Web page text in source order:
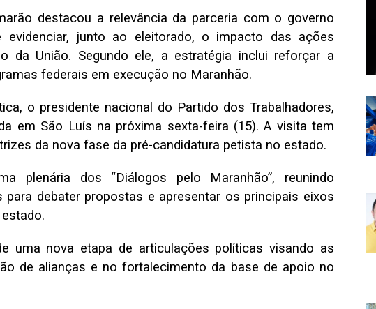
destacou a relevância da parceria com o governo
evidenciar, junto ao eleitorado, o impacto das ações
da União. Segundo ele, a estratégia inclui reforçar a
federais em execução no Maranhão.
o presidente nacional do Partido dos Trabalhadores,
em São Luís na próxima sexta-feira (15). A visita tem
da nova fase da pré-candidatura petista no estado.
plenária dos “Diálogos pelo Maranhão”, reunindo
para debater propostas e apresentar os principais eixos
uma nova etapa de articulações políticas visando as
de alianças e no fortalecimento da base de apoio no